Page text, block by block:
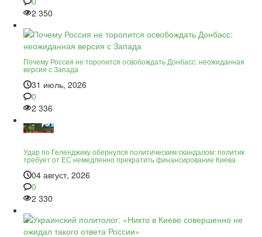
2 350
Почему Россия не торопится освобождать Донбасс: неожиданная
версия с Запада
31 июль, 2026
0
2 336
Удар по Геленджику обернулся политическим скандалом: политик
требует от ЕС немедленно прекратить финансирование Киева
04 август, 2026
0
2 330